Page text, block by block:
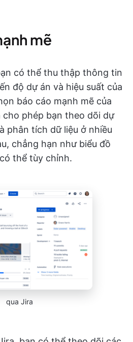
mẽ
có thể thu thập thông tin
độ dự án và hiệu suất của
báo cáo mạnh mẽ của
cho phép bạn theo dõi dự
phân tích dữ liệu ở nhiều
chẳng hạn như biểu đồ
thể tùy chỉnh.
qua Jira